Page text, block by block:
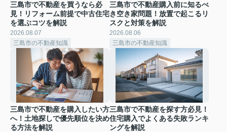
三島市で不動産を買うなら必
見！リフォーム前提で中古住宅
を選ぶコツを解説
2026.08.07
三島市の不動産知識
三島市で不動産購入前に知るべ
き空き家問題！放置で起こるリ
スクと対策を解説
2026.08.06
三島市の不動産知識
三島市で不動産を購入したい方
へ！土地探しで優先順位を決め
る方法を解説
三島市で不動産を探す方必見！
住宅購入でよくある失敗ランキ
ングを解説